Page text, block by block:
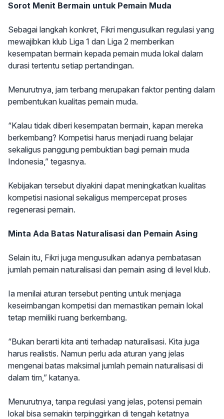
Sorot Menit Bermain untuk Pemain Muda
Sebagai langkah konkret, Fikri mengusulkan regulasi yang
mewajibkan klub Liga 1 dan Liga 2 memberikan
kesempatan bermain kepada pemain muda lokal dalam
durasi tertentu setiap pertandingan.
Menurutnya, jam terbang merupakan faktor penting dalam
pembentukan kualitas pemain muda.
“Kalau tidak diberi kesempatan bermain, kapan mereka
berkembang? Kompetisi harus menjadi ruang belajar
sekaligus panggung pembuktian bagi pemain muda
Indonesia,” tegasnya.
Kebijakan tersebut diyakini dapat meningkatkan kualitas
kompetisi nasional sekaligus mempercepat proses
regenerasi pemain.
Minta Ada Batas Naturalisasi dan Pemain Asing
Selain itu, Fikri juga mengusulkan adanya pembatasan
jumlah pemain naturalisasi dan pemain asing di level klub.
Ia menilai aturan tersebut penting untuk menjaga
keseimbangan kompetisi dan memastikan pemain lokal
tetap memiliki ruang berkembang.
“Bukan berarti kita anti terhadap naturalisasi. Kita juga
harus realistis. Namun perlu ada aturan yang jelas
mengenai batas maksimal jumlah pemain naturalisasi di
dalam tim,” katanya.
Menurutnya, tanpa regulasi yang jelas, potensi pemain
lokal bisa semakin terpinggirkan di tengah ketatnya